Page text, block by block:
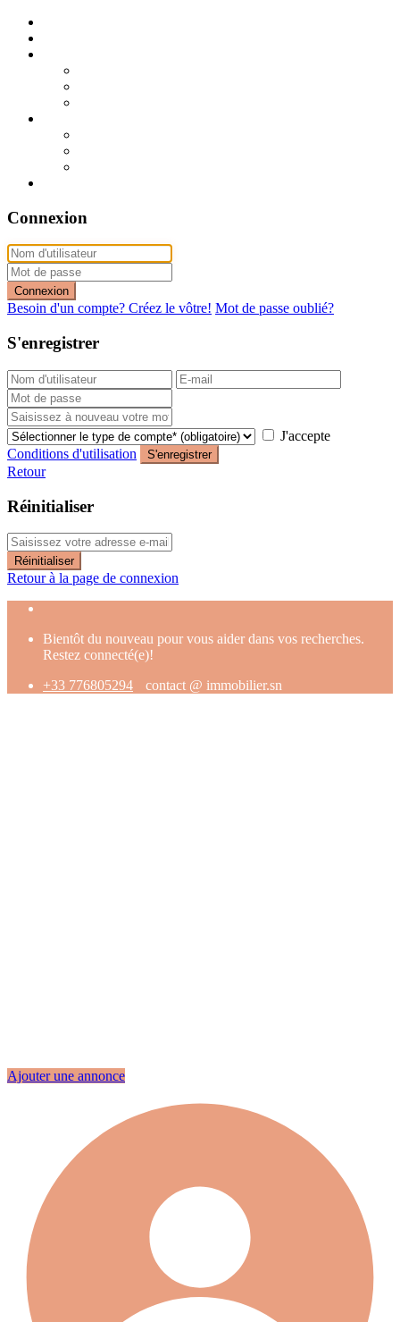
Connexion
Connexion
Besoin d'un compte? Créez le vôtre! Mot de passe oublié?
S'enregistrer
J'accepte
Conditions d'utilisation
S'enregistrer
Retour
Réinitialiser
Réinitialiser
Retour à la page de connexion
Bientôt du nouveau pour vous aider dans vos recherches.
Restez connecté(e)!
+33 776805294
contact @ immobilier.sn
Ajouter une annonce